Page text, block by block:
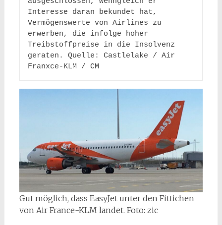
Interesse daran bekundet hat,
Vermögenswerte von Airlines zu
erwerben, die infolge hoher
Treibstoffpreise in die Insolvenz
geraten. Quelle: Castlelake / Air
Franxce-KLM / CM
Gut möglich, dass EasyJet unter den Fittichen
von Air France-KLM landet. Foto: zic